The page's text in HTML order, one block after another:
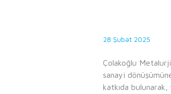
28 Şubat 2025
Çolakoğlu
sanayi
katkıda